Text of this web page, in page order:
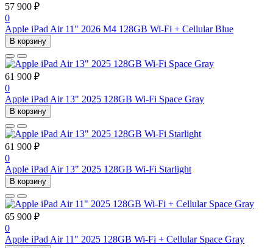
57 900 ₽
0
Apple iPad Air 11" 2026 M4 128GB Wi-Fi + Cellular Blue
В корзину
61 900 ₽
0
Apple iPad Air 13" 2025 128GB Wi-Fi Space Gray
В корзину
61 900 ₽
0
Apple iPad Air 13" 2025 128GB Wi-Fi Starlight
В корзину
65 900 ₽
0
Apple iPad Air 11" 2025 128GB Wi-Fi + Cellular Space Gray